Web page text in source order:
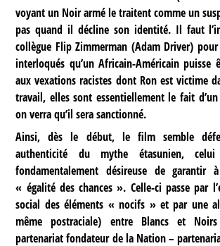
voyant un Noir armé le traitent comme un
pas quand il décline son identité. Il faut
collègue Flip Zimmerman (Adam Driver)
interloqués qu’un Africain-Américain puisse
aux vexations racistes dont Ron est victime
travail, elles sont essentiellement le fait
on verra qu’il sera sanctionné.
Ainsi, dès le début, le film semble
authenticité du mythe étasunien, celui
fondamentalement désireuse de garantir
« égalité des chances ». Celle-ci passe par
social des éléments « nocifs » et par une
même postraciale) entre Blancs et
partenariat fondateur de la Nation –